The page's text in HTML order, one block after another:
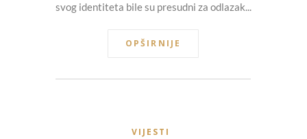
svog identiteta bile su presudni za odlazak...
OPŠIRNIJE
VIJESTI